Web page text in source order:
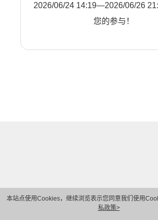
本站点使用Cookies，继续浏览表示您同意我们使用
私政策>
2026/06/24 14:19—2026/06/26
您的参与！